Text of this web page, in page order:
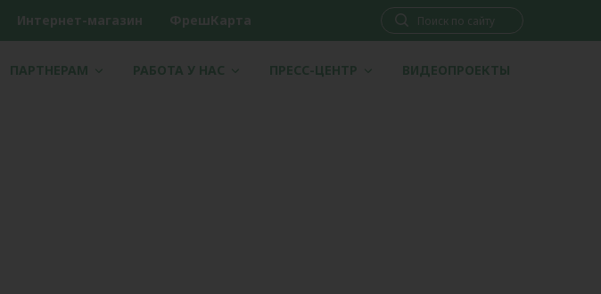
Интернет-магазин ФрешКарта
ПАРТНЕРАМ РАБОТА У НАС ПРЕСС-ЦЕНТР ВИДЕОПРОЕКТЫ